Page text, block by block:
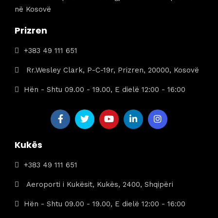
në Kosovë
Prizren
+383 49 111 651
Rr.Wesley Clark, P-C-19r, Prizren, 20000, Kosovë
Hën - Shtu 09.00 - 19.00, E dielë 12:00 - 16:00
Kukës
+383 49 111 651
Aeroporti i Kukësit, Kukës, 2400, Shqipëri
Hën - Shtu 09.00 - 19.00, E dielë 12:00 - 16:00